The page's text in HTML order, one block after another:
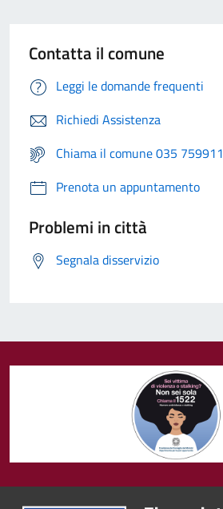
Contatta il comune
Leggi le domande frequenti
Richiedi Assistenza
Chiama il comune 035 759911
Prenota un appuntamento
Problemi in città
Segnala disservizio